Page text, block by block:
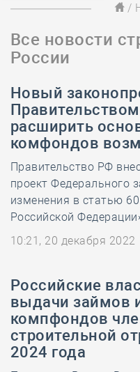
/
Все новости
России
Новый
расширить
комфондов
Правительство РФ
проект Федерального
изменения в статью
Российской
10:21, 20 декабря 2022
Российские
выдачи займов
компфондов
строительной
2024 года